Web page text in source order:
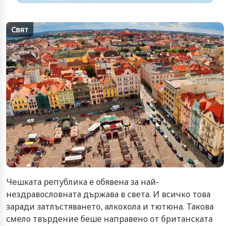
Свят
Чешката република е обявена за най-
нездравословната държава в света. И всичко това
заради затлъстяването, алкохола и тютюна. Такова
смело твърдение беше направено от британската